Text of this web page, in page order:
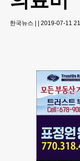
한국뉴스 | | 2019-07-11